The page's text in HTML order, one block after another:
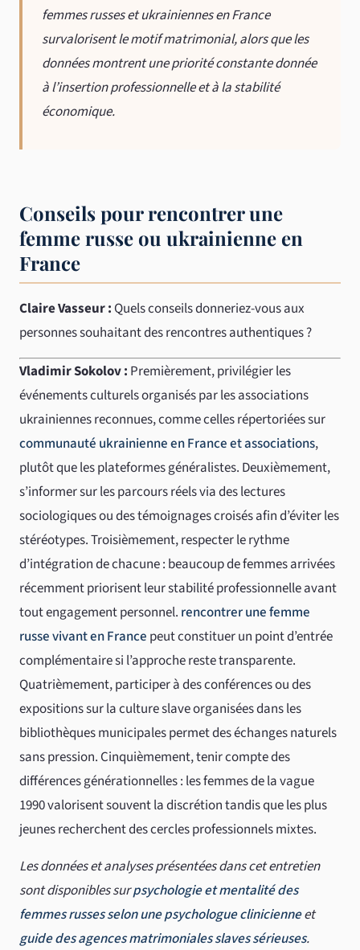
femmes russes et ukrainiennes en France
survalorisent le motif matrimonial, alors que les
données montrent une priorité constante donnée
à l’insertion professionnelle et à la stabilité
économique.
Conseils pour rencontrer une
femme russe ou ukrainienne en
France
Claire Vasseur : Quels conseils donneriez-vous aux
personnes souhaitant des rencontres authentiques ?
Vladimir Sokolov : Premièrement, privilégier les
événements culturels organisés par les associations
ukrainiennes reconnues, comme celles répertoriées sur
communauté ukrainienne en France et associations,
plutôt que les plateformes généralistes. Deuxièmement,
s’informer sur les parcours réels via des lectures
sociologiques ou des témoignages croisés afin d’éviter les
stéréotypes. Troisièmement, respecter le rythme
d’intégration de chacune : beaucoup de femmes arrivées
récemment priorisent leur stabilité professionnelle avant
tout engagement personnel. rencontrer une femme
russe vivant en France peut constituer un point d’entrée
complémentaire si l’approche reste transparente.
Quatrièmement, participer à des conférences ou des
expositions sur la culture slave organisées dans les
bibliothèques municipales permet des échanges naturels
sans pression. Cinquièmement, tenir compte des
différences générationnelles : les femmes de la vague
1990 valorisent souvent la discrétion tandis que les plus
jeunes recherchent des cercles professionnels mixtes.
Les données et analyses présentées dans cet entretien
sont disponibles surpsychologie et mentalité des
femmes russes selon une psychologue clinicienneet
guide des agences matrimoniales slaves sérieuses.